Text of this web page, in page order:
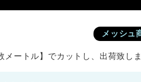
メッシュ
メートル】でカットし、出荷致しま